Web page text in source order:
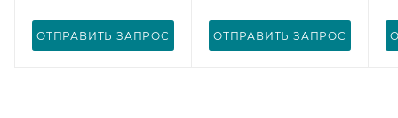
ОТПРАВИТЬ ЗАПРОС ОТПРАВИТЬ ЗАПРОС